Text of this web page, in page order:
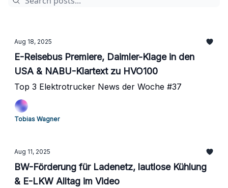
Aug 18, 2025
E-Reisebus Premiere, Daimler-Klage in den
USA & NABU-Klartext zu HVO100
Top 3 Elektrotrucker News der Woche #37
Tobias Wagner
Aug 11, 2025
BW-Förderung für Ladenetz, lautlose Kühlung
& E-LKW Alltag im Video